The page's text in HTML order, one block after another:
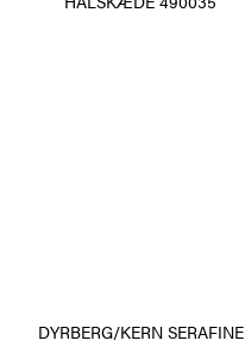
DYRBERG/KERN SERAFINE